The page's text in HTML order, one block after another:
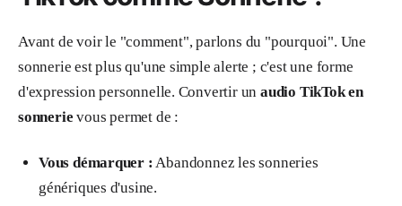
Avant de voir le "comment", parlons du "pourquoi". Une
sonnerie est plus qu'une simple alerte ; c'est une forme
d'expression personnelle. Convertir unaudio TikTok en
sonnerie vous permet de :
Vous démarquer : Abandonnez les sonneries
génériques d'usine.